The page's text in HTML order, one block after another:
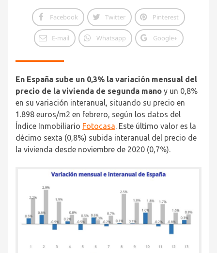
Facebook Twitter Pinterest
E-mail Whatsapp Google+
En España sube un 0,3% la variación mensual del
precio de la vivienda de segunda mano y un 0,8%
en su variación interanual, situando su precio en
1.898 euros/m2 en febrero, según los datos del
Índice Inmobiliario Fotocasa. Este último valor es la
décimo sexta (0,8%) subida interanual del precio de
la vivienda desde noviembre de 2020 (0,7%).